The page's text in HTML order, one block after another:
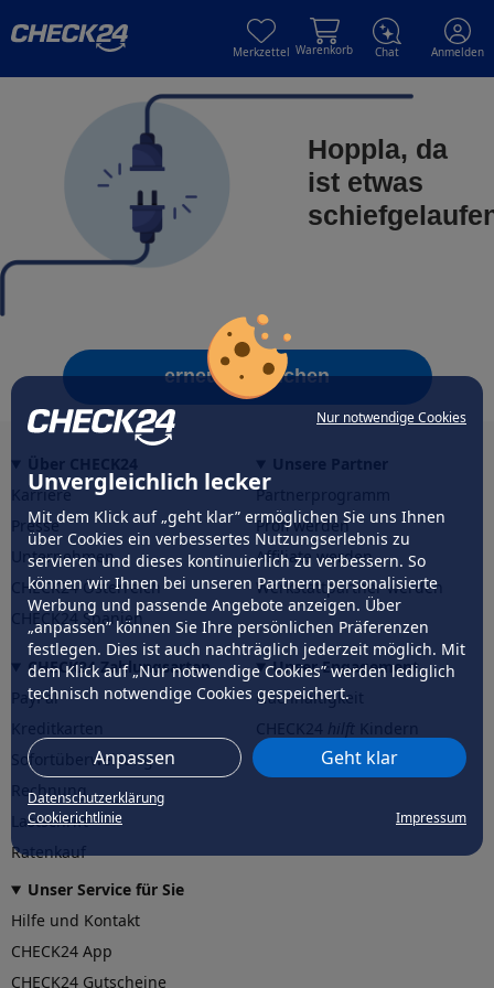
Nur notwendige Cookies
Unvergleichlich lecker
Mit dem Klick auf „geht klar” ermöglichen Sie uns Ihnen
über Cookies ein verbessertes Nutzungserlebnis zu
servieren und dieses kontinuierlich zu verbessern. So
können wir Ihnen bei unseren Partnern personalisierte
Werbung und passende Angebote anzeigen. Über
„anpassen” können Sie Ihre persönlichen Präferenzen
festlegen. Dies ist auch nachträglich jederzeit möglich. Mit
dem Klick auf „Nur notwendige Cookies” werden lediglich
technisch notwendige Cookies gespeichert.
Anpassen Geht klar
Datenschutzerklärung
Cookierichtlinie
Impressum
Merkzettel Warenkorb Chat Anmelden
Hoppla, da
ist etwas
erneut versuchen
Karriere
Presse
Unternehmen
CHECK24 Österreich
CHECK24 Spanien
Partnerprogramm
Profi werden
Affiliate werden
Werkstattpartner werden
CHECK24 Zahlungsarten
PayPal
Sofortüberweisung
Rechnung
Lastschrift
Ratenkauf
Unser Engagement
Nachhaltigkeit
CHECK24hilftder Natur
Unser Service für Sie
Hilfe und Kontakt
CHECK24 App
CHECK24 Gutscheine